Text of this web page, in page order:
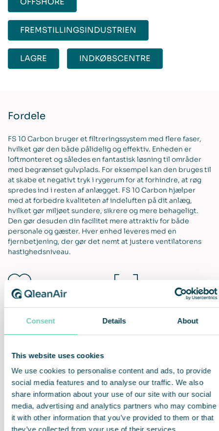
Consent Details About
This website uses cookies
We use cookies to personalise content and ads, to provide
social media features and to analyse our traffic. We also
share information about your use of our site with our social
media, advertising and analytics partners who may combine
it with other information that you’ve provided to them or that
they’ve collected from your use of their services.
FREMSTILLINGSINDUSTRIEN
LAGRE INDKØBSCENTRE
Fordele
FS 10 Carbon bruger et filtreringssystem med flere faser,
hvilket gør den både pålidelig og effektiv. Enheden er
loftmonteret og således en fantastisk løsning til områder
med begrænset gulvplads. For eksempel kan den bruges til
at skabe et negativt tryk i rygerum for at forhindre, at røg
spredes ind i resten af anlægget. FS 10 Carbon hjælper
med at forbedre kvaliteten af indeluften på dit anlæg,
hvilket gør miljøet sundere, sikrere og mere behageligt.
Den gør desuden din facilitet mere attraktiv for både
personale og gæster. Hver enhed leveres med en
fjernbetjening, der gør det nemt at justere ventilatorens
hastighedsniveau.
Sikker og sund indeluft
Loftmonteret og
pladsbesparende
Eliminerer røg og lugt Nem installation og brug